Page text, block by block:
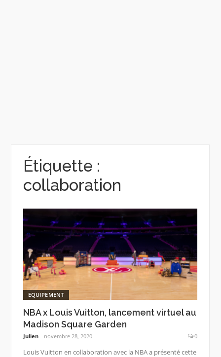
Étiquette :
collaboration
EQUIPEMENT
NBA x Louis Vuitton, lancement virtuel au
Madison Square Garden
Julien novembre 28, 2020 0
Louis Vuitton en collaboration avec la NBA a présenté cette